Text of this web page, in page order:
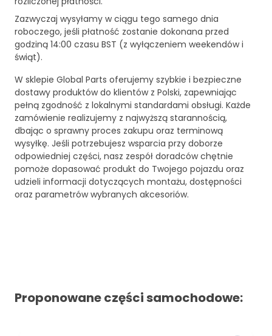
Zazwyczaj wysyłamy w ciągu tego samego dnia
roboczego, jeśli płatność zostanie dokonana przed
godziną 14:00 czasu BST (z wyłączeniem weekendów i
świąt).
W sklepie Global Parts oferujemy szybkie i bezpieczne
dostawy produktów do klientów z Polski, zapewniając
pełną zgodność z lokalnymi standardami obsługi. Każde
zamówienie realizujemy z najwyższą starannością,
dbając o sprawny proces zakupu oraz terminową
wysyłkę. Jeśli potrzebujesz wsparcia przy doborze
odpowiedniej części, nasz zespół doradców chętnie
pomoże dopasować produkt do Twojego pojazdu oraz
udzieli informacji dotyczących montażu, dostępności
oraz parametrów wybranych akcesoriów.
Proponowane części samochodowe: